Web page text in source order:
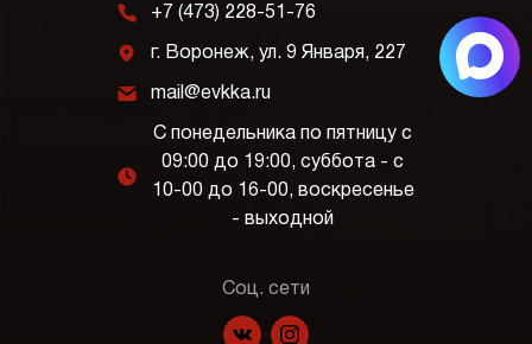
m +7 (473) 228-51-76
j г. Воронеж, ул. 9 Января, 227
k mail@evkka.ru
l
С понедельника по пятницу с
09:00 до 19:00, суббота - с
10-00 до 16-00, воскресенье
- выходной
Соц. сети
f p